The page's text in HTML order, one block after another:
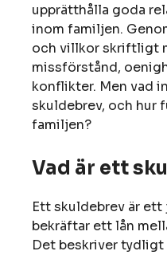
upprätthålla goda
inom familjen.
och villkor skriftligt
missförstånd,
konflikter. Men vad
skuldebrev, och hur
familjen?
Vad är ett
Ett skuldebrev är
bekräftar ett lån
Det beskriver tydligt